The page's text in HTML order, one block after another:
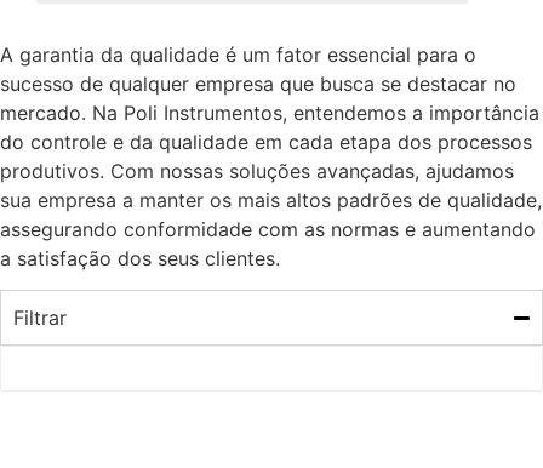
A garantia da qualidade é um fator essencial para o
sucesso de qualquer empresa que busca se destacar no
mercado. Na Poli Instrumentos, entendemos a importância
do controle e da qualidade em cada etapa dos processos
produtivos. Com nossas soluções avançadas, ajudamos
sua empresa a manter os mais altos padrões de qualidade,
assegurando conformidade com as normas e aumentando
a satisfação dos seus clientes.
Filtrar